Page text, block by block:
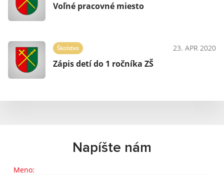
Voľné pracovné miesto
Školstvo 23. APR 2020
Zápis detí do 1 ročníka ZŠ
Napíšte nám
Meno: